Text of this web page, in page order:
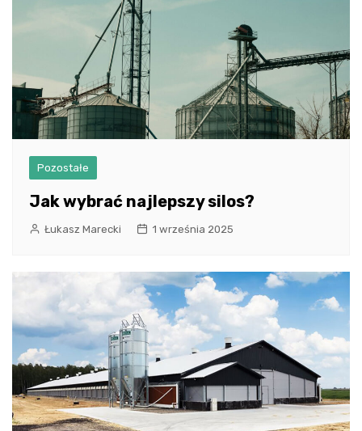
Pozostałe
Jak wybrać najlepszy silos?
Łukasz Marecki 1 września 2025